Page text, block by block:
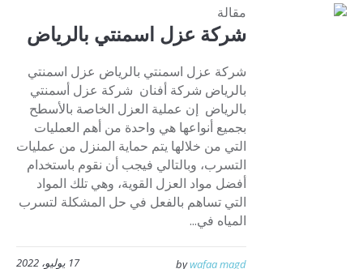
مقالة
شركة عزل اسمنتي بالرياض
شركة عزل اسمنتي بالرياض عزل اسمنتي
بالرياض شركة أفنان شركة عزل أسمنتي
بالرياض إن عملية العزل الخاصة بالأسطح
بجميع أنواعها هي واحدة من أهم العمليات
التي من خلالها يتم حماية المنزل من عمليات
التسرب، وبالتالي فيجب أن نقوم باستخدام
أفضل مواد العزل القوية، وهي تلك المواد
التي تساهم بالفعل في حل المشكلة لتسرب
المياه في...
17 يوليو، 2022 bywafaa magd